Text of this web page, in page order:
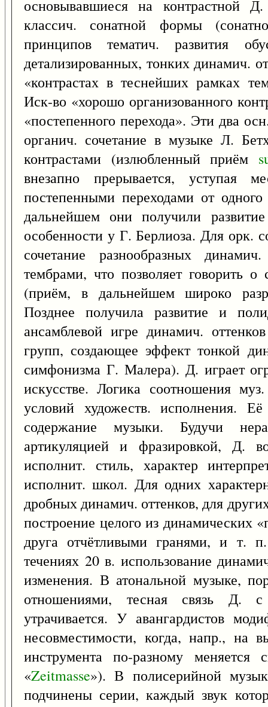
основывавшиеся на контрастной
классич. сонатной формы
принципов тематич. развития
детализированных, тонких динамич.
«контрастах в теснейших рамках
Иск-во «хорошо организованного
«постепенного перехода». Эти два
органич. сочетание в музыке Л.
контрастами (излюбленный приём
внезапно прерывается, уступая
постепенными переходами от
дальнейшем они получили
особенности у Г. Берлиоза. Для орк.
сочетание разнообразных
тембрами, что позволяет говорить
(приём, в дальнейшем широко
Позднее получила развитие и
ансамблевой игре динамич.
групп, создающее эффект тонкой
симфонизма Г. Малера). Д. играет
искусстве. Логика соотношения
условий художеств. исполнения.
содержание музыки. Будучи
артикуляцией и фразировкой, Д.
исполнит. стиль, характер
исполнит. школ. Для одних
дробных динамич. оттенков, для
построение целого из динамических
друга отчётливыми гранями, и т.
течениях 20 в. использование
изменения. В атональной музыке,
отношениями, тесная связь Д. с
утрачивается. У авангардистов
несовместимости, когда, напр., на
инструмента по-разному
«Zeitmasse»). В полисерийной
подчинены серии, каждый звук